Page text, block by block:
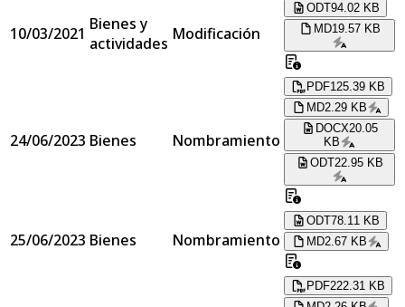
10/03/2021 Bienes y
actividades Modificación
ODT94.02 KB
MD19.57 KB
24/06/2023 Bienes Nombramiento
PDF125.39 KB
MD2.29 KB
DOCX20.05
KB
ODT22.95 KB
25/06/2023 Bienes Nombramiento
ODT78.11 KB
MD2.67 KB
PDF222.31 KB